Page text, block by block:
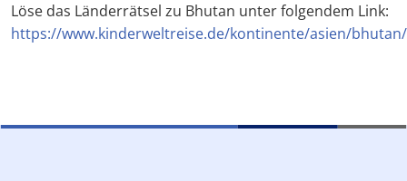
Löse das Länderrätsel zu Bhutan unter folgendem Link:
https://www.kinderweltreise.de/kontinente/asien/